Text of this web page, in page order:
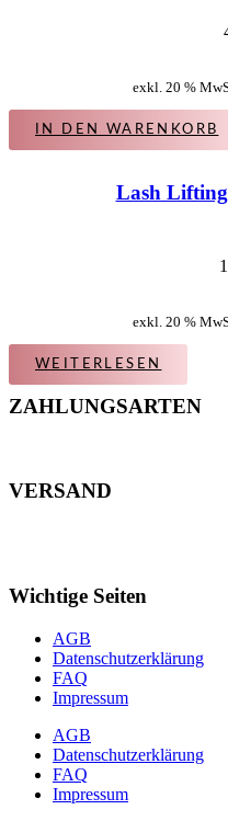
exkl. 20 %
IN DEN WARENKORB
Lash
exkl. 20 %
WEITERLESEN
ZAHLUNGSARTEN
VERSAND
Wichtige Seiten
AGB
Datenschutzerklärung
FAQ
Impressum
AGB
Datenschutzerklärung
FAQ
Impressum